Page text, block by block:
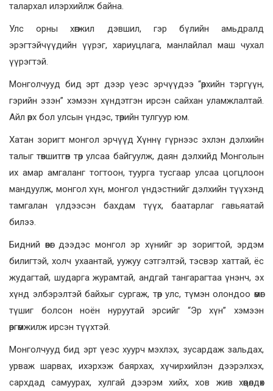
талархал илэрхийлж байна.
Улс орны хөгжил дэвшил, гэр бүлийн амьдралд
эрэгтэйчүүдийн үүрэг, хариуцлага, манлайлал маш чухал
үүрэгтэй.
Монголчууд бид эрт дээр үеэс эрчүүдээ “өрхийн тэргүүн,
гэрийн эзэн” хэмээн хүндэтгэн ирсэн сайхан уламжлалтай.
Айл өрх бол улсын үндэс, төрийн тулгуур юм.
Хатан зоригт монгол эрчүүд Хүннү гүрнээс эхлэн дэлхийн
талыг төвшитгөн төр улсаа байгуулж, даян дэлхийд Монголын
их амар амгаланг тогтоон, туурга тусгаар улсаа цогцлоон
мандуулж, монгол хүн, монгол үндэстнийг дэлхийн түүхэнд
тамгалан үлдээсэн бахдам түүх, баатарлаг гавьяатай
билээ.
Бидний өвөг дээдэс монгол эр хүнийг эр зоригтой, эрдэм
билигтэй, холч ухаантай, уужуу сэтгэлтэй, тэсвэр хаттай, ёс
жудагтай, шударга журамтай, андгай тангарагтаа үнэнч, эх
хүнд элбэрэлтэй байхыг сургаж, төр улс, түмэн олондоо өмөг
түшиг болсон ноён нуруутай эрсийг “Эр хүн” хэмээн
өргөмжилж ирсэн түүхтэй.
Монголчууд бид эрт үеэс хуурч мэхлэх, зусардаж зальдах,
урваж шарвах, ихэрхэж баярхах, хүчирхийлэн дээрэлхэх,
сархдад самуурах, хулгай дээрэм хийх, хов жив хөөцөлдөх